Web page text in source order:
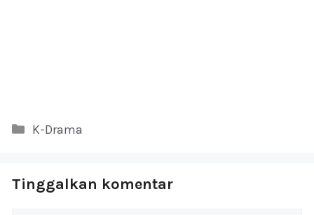
Kategori
K-Drama
Tinggalkan komentar